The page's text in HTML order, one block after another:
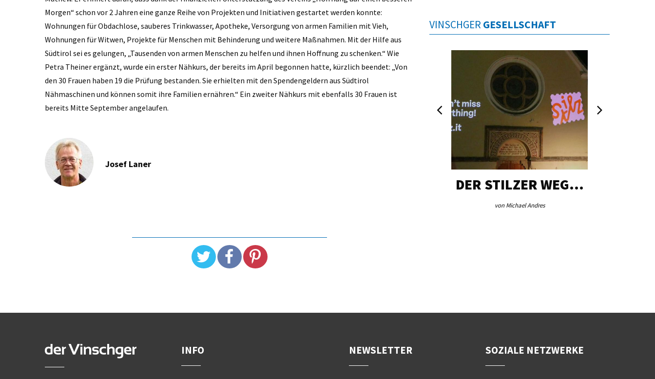
Morgen“ schon vor 2 Jahren eine ganze Reihe von Projekten und Initiativen gestartet werden konnte:
Wohnungen für Obdachlose, sauberes Trinkwasser, Apotheke, Versorgung von armen Familien mit Vieh,
Wohnungen für Witwen, Projekte für Menschen mit Behinderung und weitere Maßnahmen. Mit der Hilfe aus
Südtirol sei es gelungen, „Tausenden von armen Menschen zu helfen und ihnen Hoffnung zu schenken.“ Wie
Petra Theiner ergänzt, wurde ein erster Nähkurs, der bereits im April begonnen hatte, kürzlich beendet: „Von
den 30 Frauen haben 19 die Prüfung bestanden. Sie erhielten mit den Spendengeldern aus Südtirol
Nähmaschinen und können somit ihre Familien ernähren.“ Ein zweiter Nähkurs mit ebenfalls 30 Frauen ist
bereits Mitte September angelaufen.
Josef Laner
VINSCHGER GESELLSCHAFT
DER STILZER WEG…
von Michael Andres
INFO NEWSLETTER SOZIALE NETZWERKE